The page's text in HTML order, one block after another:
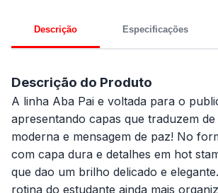
Descrição Especificações
Descrição do Produto
A linha Aba Pai e voltada para o
apresentando capas que traduzem
moderna e mensagem de paz! No
com capa dura e detalhes em hot
que dao um brilho delicado e
rotina do estudante ainda mais